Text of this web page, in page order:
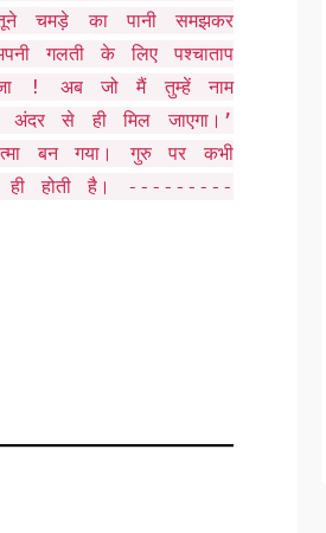
चमड़े का पानी समझकर
गलती के लिए पश्चाताप
! अब जो मैं तुम्हें नाम
से ही मिल जाएगा।’
बन गया। गुरु पर कभी
ही होती है। ---------